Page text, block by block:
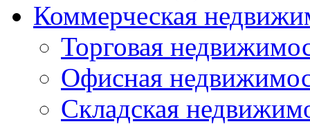
Коммерческая
Торговая
Офисная
Складская